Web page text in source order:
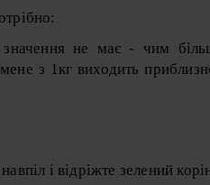
значення не має - чим
з 1кг виходить
і відріжте зелений